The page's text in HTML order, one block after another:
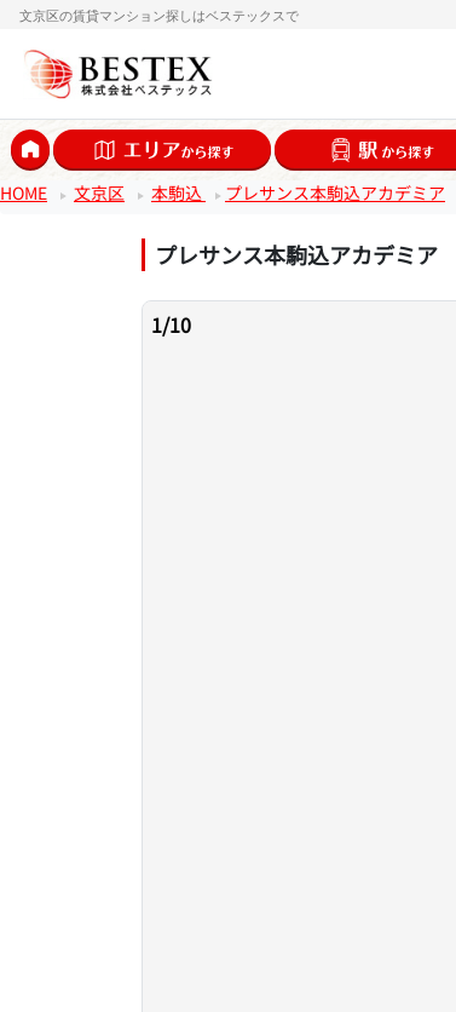
文京区の賃貸マンション探しはベステックスで
HOME 文京区 本駒込 プレサンス本駒込アカデミア
プレサンス本駒込アカデミ
1/10